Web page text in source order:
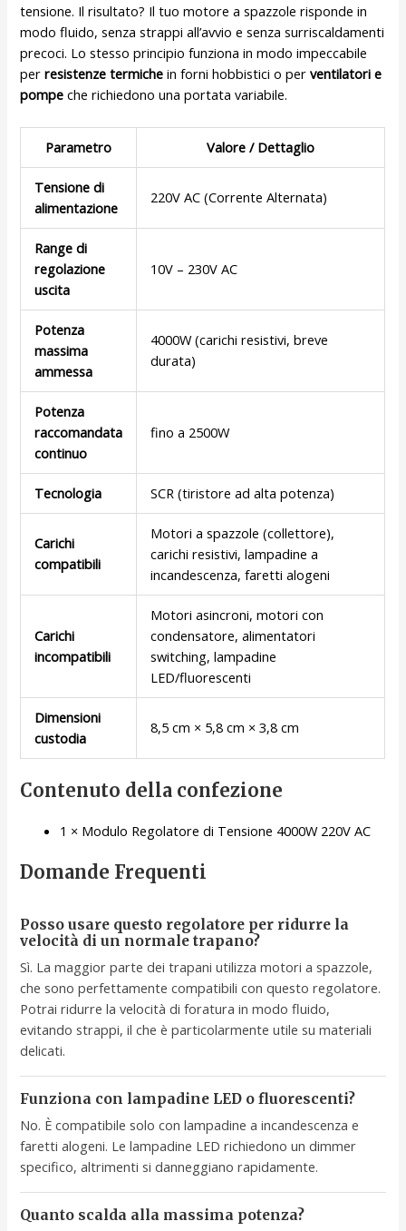
tensione. Il risultato? Il tuo motore a spazzole risponde in
modo fluido, senza strappi all’avvio e senza surriscaldamenti
precoci. Lo stesso principio funziona in modo impeccabile
perresistenze termiche in forni hobbistici o perventilatori e
pompe che richiedono una portata variabile.
Parametro Valore / Dettaglio
Tensione di
alimentazione
220V AC (Corrente Alternata)
Range di
regolazione
uscita
10V – 230V AC
Potenza
massima
ammessa
4000W (carichi resistivi, breve
durata)
Potenza
raccomandata
continuo
fino a 2500W
Tecnologia SCR (tiristore ad alta potenza)
Carichi
compatibili
Motori a spazzole (collettore),
carichi resistivi, lampadine a
incandescenza, faretti alogeni
Carichi
incompatibili
Motori asincroni, motori con
condensatore, alimentatori
switching, lampadine
LED/fluorescenti
Dimensioni
custodia
8,5 cm × 5,8 cm × 3,8 cm
Contenuto della confezione
1 × Modulo Regolatore di Tensione 4000W 220V AC
Domande Frequenti
Posso usare questo regolatore per ridurre la
velocità di un normale trapano?
Sì. La maggior parte dei trapani utilizza motori a spazzole,
che sono perfettamente compatibili con questo regolatore.
Potrai ridurre la velocità di foratura in modo fluido,
evitando strappi, il che è particolarmente utile su materiali
delicati.
Funziona con lampadine LED o fluorescenti?
No. È compatibile solo con lampadine a incandescenza e
faretti alogeni. Le lampadine LED richiedono un dimmer
specifico, altrimenti si danneggiano rapidamente.
Quanto scalda alla massima potenza?